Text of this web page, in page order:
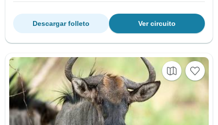
Ver circuito
Descargar folleto